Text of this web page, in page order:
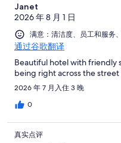
Janet
2026 年 8 月 1 日
满意：清洁度、员工和服务
通过谷歌翻译
Beautiful hotel with friendly
being right across the
2026 年 7 月入住 3 晚
0
真实点评